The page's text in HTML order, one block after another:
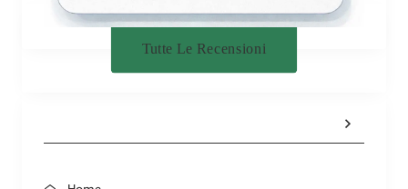
Tutte Le Recensioni